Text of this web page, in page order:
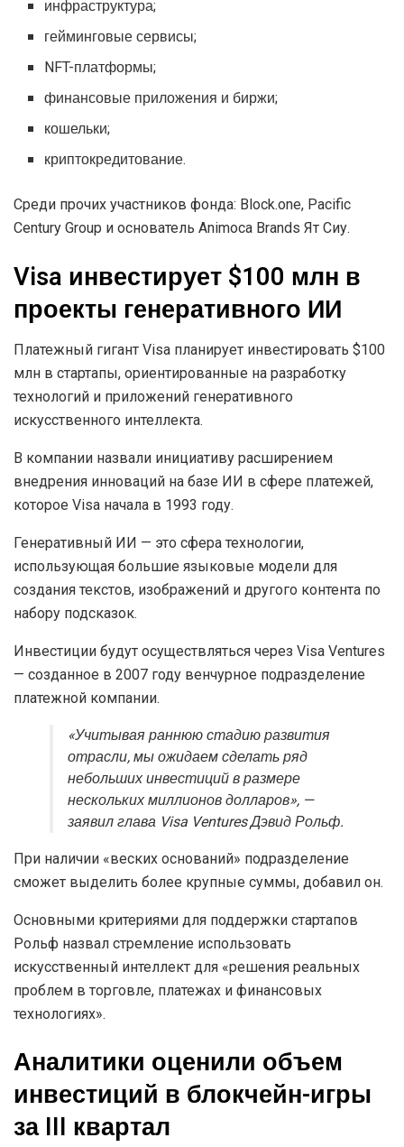
инфраструктура;
гейминговые сервисы;
NFT-платформы;
финансовые приложения и биржи;
кошельки;
криптокредитование.
Среди прочих участников фонда: Block.one, Pacific
Century Group и основатель Animoca Brands Ят Сиу.
Visa инвестирует $100 млн в
проекты генеративного ИИ
Платежный гигант Visa планирует инвестировать $100
млн в стартапы, ориентированные на разработку
технологий и приложений генеративного
искусственного интеллекта.
В компании назвали инициативу расширением
внедрения инноваций на базе ИИ в сфере платежей,
которое Visa начала в 1993 году.
Генеративный ИИ — это сфера технологии,
использующая большие языковые модели для
создания текстов, изображений и другого контента по
набору подсказок.
Инвестиции будут осуществляться через Visa Ventures
— созданное в 2007 году венчурное подразделение
платежной компании.
«Учитывая раннюю стадию развития
отрасли, мы ожидаем сделать ряд
небольших инвестиций в размере
нескольких миллионов долларов», —
заявил глава Visa Ventures Дэвид Рольф.
При наличии «веских оснований» подразделение
сможет выделить более крупные суммы, добавил он.
Основными критериями для поддержки стартапов
Рольф назвал стремление использовать
искусственный интеллект для «решения реальных
проблем в торговле, платежах и финансовых
технологиях».
Аналитики оценили объем
инвестиций в блокчейн-игры
за III квартал